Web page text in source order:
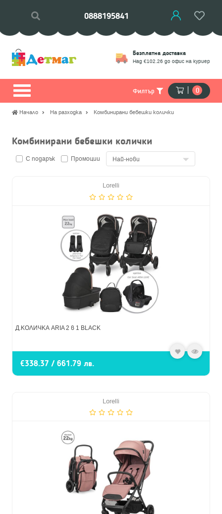
0888195841
Замяна на стоки
Безплатна доставка
Над €102.26 до офис на куриер
Филтър 0
Начало На разходка Комбинирани бебешки колички
Комбинирани бебешки колички
С подарък Промоции
Lorelli
Д.КОЛИЧКА ARIA 2 в 1 BLACK
€338.37 / 661.79 лв.
Lorelli